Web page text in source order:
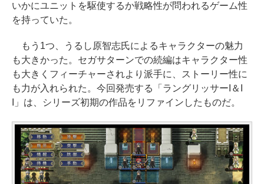
いかにユニットを駆使するか戦略性が問われるゲーム性
を持っていた。
もう1つ、うるし原智志氏によるキャラクターの魅力
も大きかった。セガサターンでの続編はキャラクター性
も大きくフィーチャーされより派手に、ストーリー性に
も力が入れられた。今回発売する「ラングリッサーI＆I
I」は、シリーズ初期の作品をリファインしたものだ。